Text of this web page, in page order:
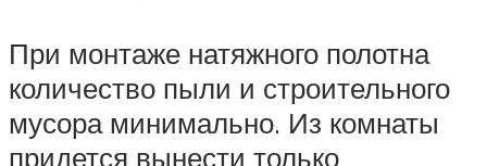
При монтаже натяжного полотна
количество пыли и строительного
мусора минимально. Из комнаты
придется вынести только